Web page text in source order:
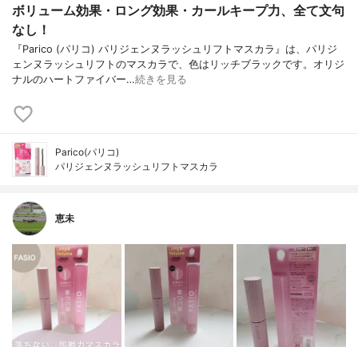
ボリューム効果・ロング効果・カールキープ力、全て文句
なし！
『Parico (パリコ) パリジェンヌラッシュリフトマスカラ』は、パリジ
ェンヌラッシュリフトのマスカラで、色はリッチブラックです。オリジ
ナルのハートファイバー…続きを見る
Parico(パリコ)
パリジェンヌラッシュリフトマスカラ
恵未